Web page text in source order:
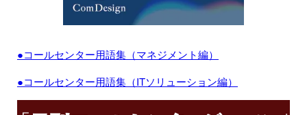
●コールセンター用語集（マネジメント編）
●コールセンター用語集（ITソリューション編）